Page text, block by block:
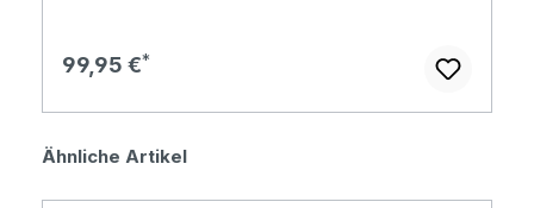
Regulärer Preis:
99,95 €
Produktgalerie überspringen
Ähnliche Artikel